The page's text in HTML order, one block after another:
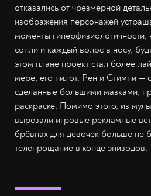
отказались от чрезмерной
изображения персонажей
моменты
сопли и каждый волос в носу,
этом плане проект стал более
мере, его пилот. Рен и Стимпи —
сделанные большими мазками,
раскраске. Помимо этого, из
вырезали игровые рекламные
брёвнах для девочек больше не
телепрощание в конце эпизодов.